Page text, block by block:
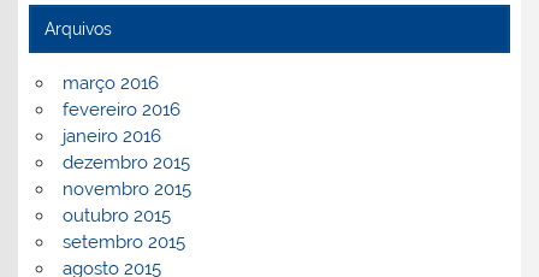
Arquivos
março 2016
fevereiro 2016
janeiro 2016
dezembro 2015
novembro 2015
outubro 2015
setembro 2015
agosto 2015